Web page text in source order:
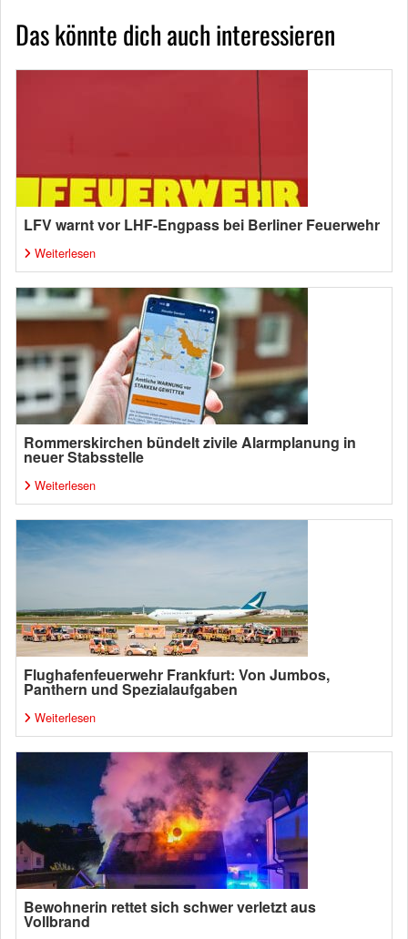
Das könnte dich auch interessieren
LFV warnt vor LHF-Engpass bei Berliner Feuerwehr
Weiterlesen
Rommerskirchen bündelt zivile Alarmplanung in
neuer Stabsstelle
Weiterlesen
Flughafenfeuerwehr Frankfurt: Von Jumbos,
Panthern und Spezialaufgaben
Weiterlesen
Bewohnerin rettet sich schwer verletzt aus
Vollbrand